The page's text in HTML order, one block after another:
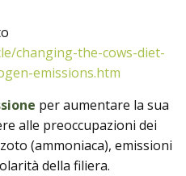
changing-the-cows-diet-
emissions.htm
per aumentare la sua
alle preoccupazioni dei
(ammoniaca), emissioni
della filiera.